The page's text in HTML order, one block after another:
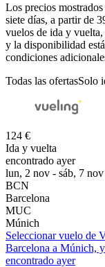
Los precios
siete días, a partir de
vuelos de ida y
y la disponibilidad
condiciones
Todas las ofertasSolo
124 €
Ida y vuelta
encontrado ayer
lun, 2 nov - sáb, 7 nov
BCN
Barcelona
MUC
Múnich
Seleccionar vuelo de
Barcelona a Múnich,
encontrado ayer